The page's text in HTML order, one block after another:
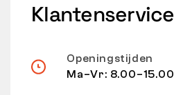
Klantenservice
Openingstijden
Ma–Vr: 8.00–15.00